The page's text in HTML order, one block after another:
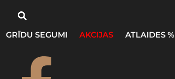
GRĪDU SEGUMI AKCIJAS ATLAIDES %